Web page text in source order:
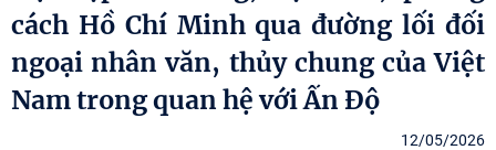
cách Hồ Chí Minh qua đường lối đối
ngoại nhân văn, thủy chung của Việt
Nam trong quan hệ với Ấn Độ
12/05/2026